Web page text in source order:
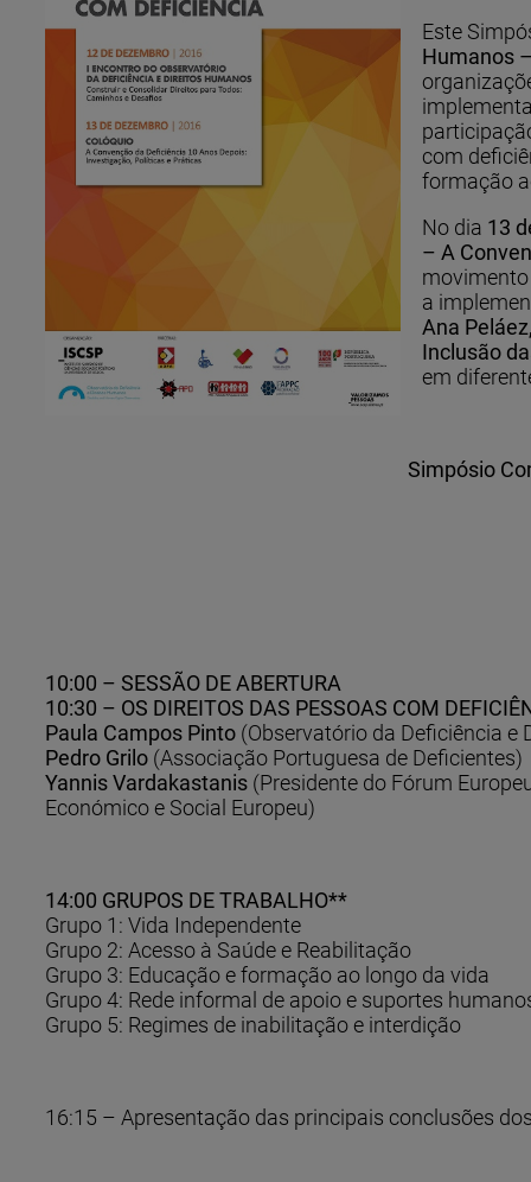
Este
Humanos
com
formação
No dia 13
– A
a
Ana
Inclusão
em
Simpósio
10:00 – SESSÃO DE ABERTURA
10:30 – OS DIREITOS DAS PESSOAS COM
Paula Campos Pinto (Observatório da Deficiência e
Pedro Grilo (Associação Portuguesa de Deficientes)
Yannis Vardakastanis (Presidente do Fórum
Económico e Social Europeu)
14:00 GRUPOS DE TRABALHO**
Grupo 1: Vida Independente
Grupo 2: Acesso à Saúde e Reabilitação
Grupo 3: Educação e formação ao longo da vida
Grupo 4: Rede informal de apoio e suportes
Grupo 5: Regimes de inabilitação e interdição
16:15 – Apresentação das principais conclusões